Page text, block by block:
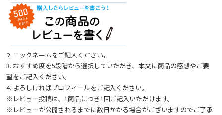
2. ニックネームをご記入ください。
3. おすすめ度を5段階から選択していただき、本文に商品の感想やご要
望をご記入ください。
4. よろしければプロフィールをご記入ください。
※レビュー投稿は、1商品につき1回ご記入いただけます。
※レビューが公開されるまでに数日かかる場合がございますのでご了承